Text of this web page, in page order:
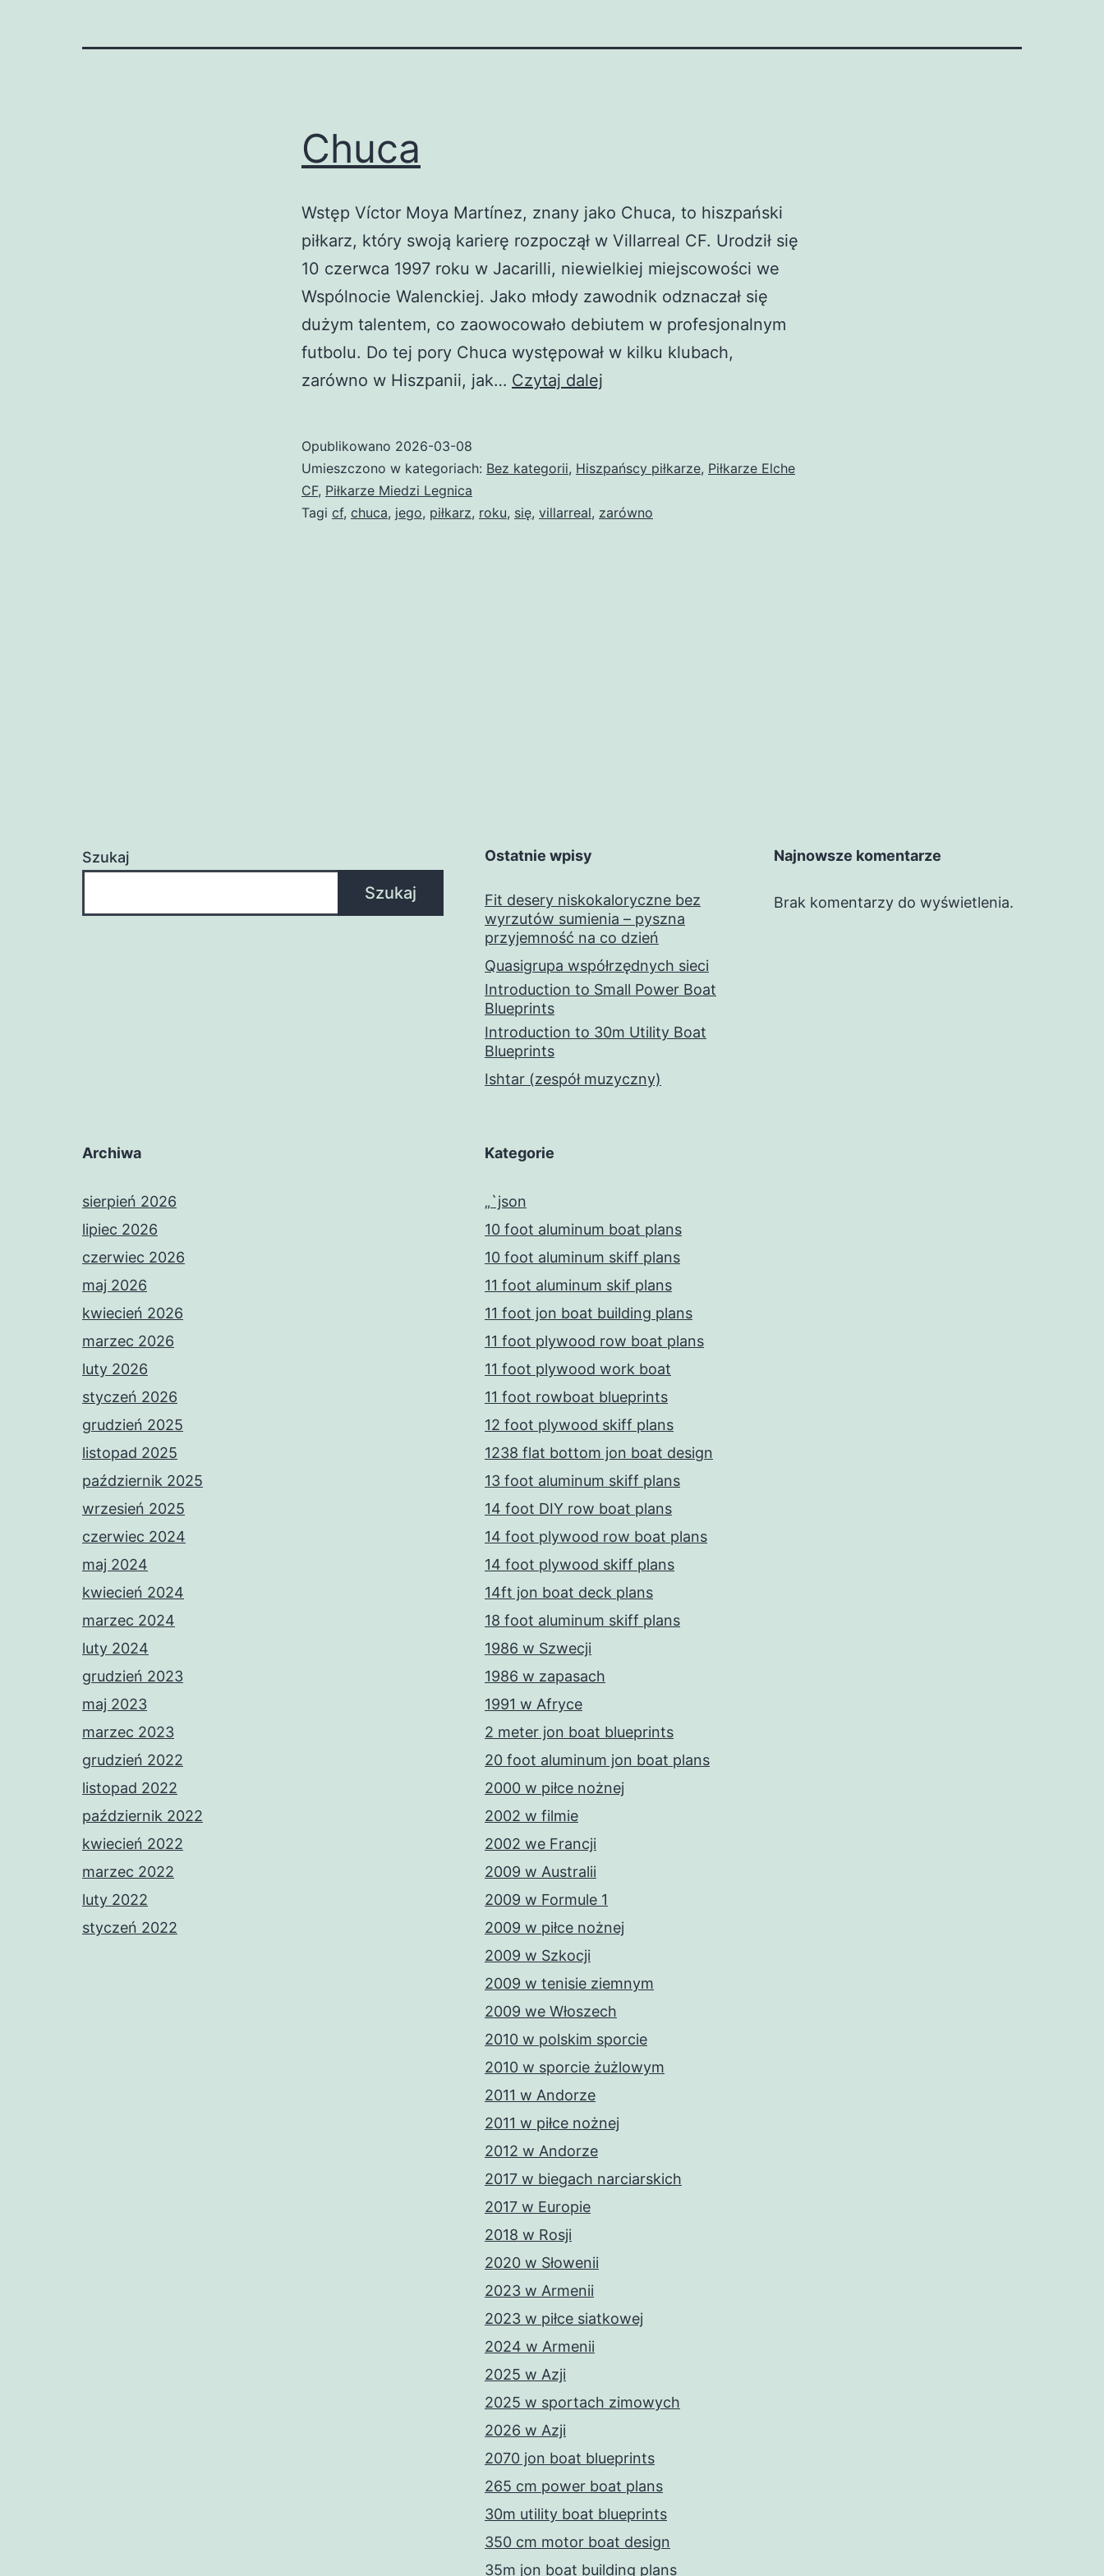
Chuca
Wstęp Víctor Moya Martínez, znany jako Chuca, to hiszpański
piłkarz, który swoją karierę rozpoczął w Villarreal CF. Urodził się
10 czerwca 1997 roku w Jacarilli, niewielkiej miejscowości we
Wspólnocie Walenckiej. Jako młody zawodnik odznaczał się
dużym talentem, co zaowocowało debiutem w profesjonalnym
futbolu. Do tej pory Chuca występował w kilku klubach,
zarówno w Hiszpanii, jak… Czytaj dalej
Opublikowano 2026-03-08
Umieszczono w kategoriach: Bez kategorii, Hiszpańscy piłkarze, Piłkarze Elche
CF, Piłkarze Miedzi Legnica
Tagi cf, chuca, jego, piłkarz, roku, się, villarreal, zarówno
Szukaj
Szukaj
Ostatnie wpisy
Fit desery niskokaloryczne bez
wyrzutów sumienia – pyszna
przyjemność na co dzień
Quasigrupa współrzędnych sieci
Introduction to Small Power Boat
Blueprints
Introduction to 30m Utility Boat
Blueprints
Ishtar (zespół muzyczny)
Najnowsze komentarze
Brak komentarzy do wyświetlenia.
Archiwa
sierpień 2026
lipiec 2026
czerwiec 2026
maj 2026
kwiecień 2026
marzec 2026
luty 2026
styczeń 2026
grudzień 2025
listopad 2025
październik 2025
wrzesień 2025
czerwiec 2024
maj 2024
kwiecień 2024
marzec 2024
luty 2024
grudzień 2023
maj 2023
marzec 2023
grudzień 2022
listopad 2022
październik 2022
kwiecień 2022
marzec 2022
luty 2022
styczeń 2022
Kategorie
„`json
10 foot aluminum boat plans
10 foot aluminum skiff plans
11 foot aluminum skif plans
11 foot jon boat building plans
11 foot plywood row boat plans
11 foot plywood work boat
11 foot rowboat blueprints
12 foot plywood skiff plans
1238 flat bottom jon boat design
13 foot aluminum skiff plans
14 foot DIY row boat plans
14 foot plywood row boat plans
14 foot plywood skiff plans
14ft jon boat deck plans
18 foot aluminum skiff plans
1986 w Szwecji
1986 w zapasach
1991 w Afryce
2 meter jon boat blueprints
20 foot aluminum jon boat plans
2000 w piłce nożnej
2002 w filmie
2002 we Francji
2009 w Australii
2009 w Formule 1
2009 w piłce nożnej
2009 w Szkocji
2009 w tenisie ziemnym
2009 we Włoszech
2010 w polskim sporcie
2010 w sporcie żużlowym
2011 w Andorze
2011 w piłce nożnej
2012 w Andorze
2017 w biegach narciarskich
2017 w Europie
2018 w Rosji
2020 w Słowenii
2023 w Armenii
2023 w piłce siatkowej
2024 w Armenii
2025 w Azji
2025 w sportach zimowych
2026 w Azji
2070 jon boat blueprints
265 cm power boat plans
30m utility boat blueprints
350 cm motor boat design
35m jon boat building plans